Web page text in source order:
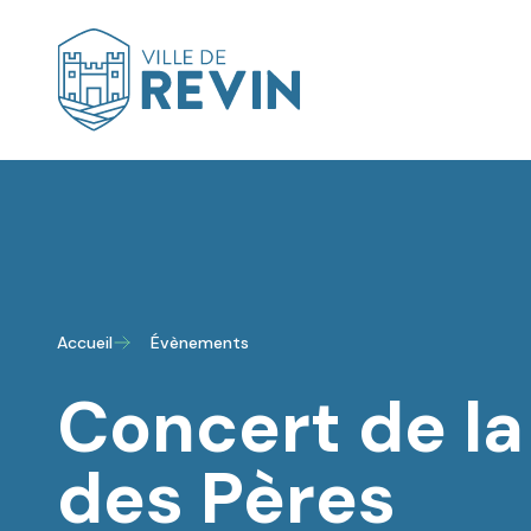
Accueil Évènements
Concert de
des Pères